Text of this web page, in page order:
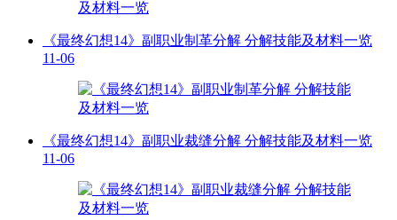
《最终幻想14》副职业制革分解 分解技能及材料一览
11-06
《最终幻想14》副职业裁缝分解 分解技能及材料一览
11-06